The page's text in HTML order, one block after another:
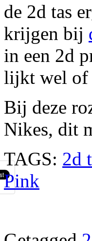
de 2d tas
krijgen bij
in een 2d
lijkt wel of
Bij deze
Nikes, dit
TAGS: 2d
Pink